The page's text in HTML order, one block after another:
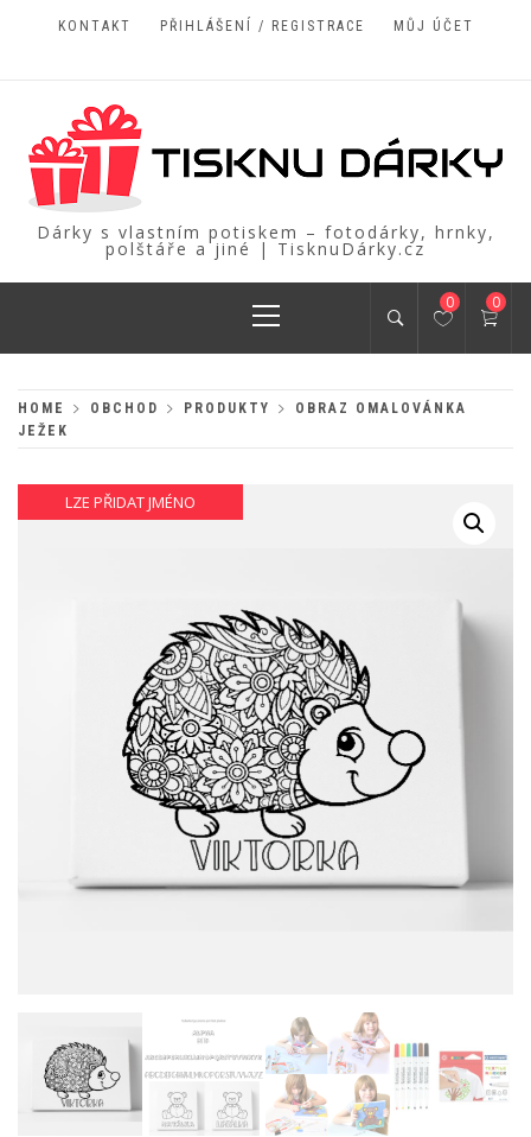
KONTAKT PŘIHLÁŠENÍ / REGISTRACE MŮJ ÚČET
Dárky s vlastním potiskem – fotodárky, hrnky,
polštáře a jiné | TisknuDárky.cz
Menu
0 0
HOME OBCHOD PRODUKTY
OBRAZ OMALOVÁNKA
JEŽEK
LZE PŘIDAT JMÉNO